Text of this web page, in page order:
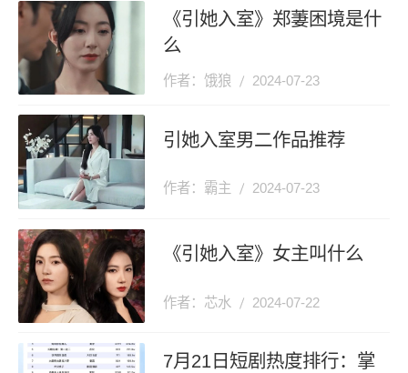
《引她入室》郑萋困境是什
么
作者：饿狼 2024-07-23
引她入室男二作品推荐
作者：霸主 2024-07-23
《引她入室》女主叫什么
作者：芯水 2024-07-22
7月21日短剧热度排行：掌